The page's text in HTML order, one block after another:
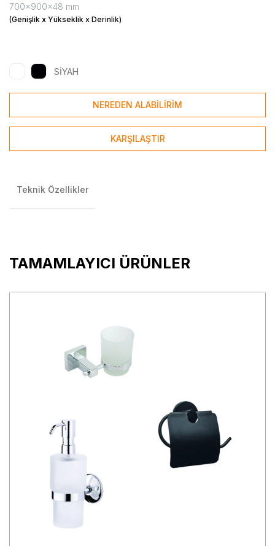
700x900x48 mm
(Genişlik x Yükseklik x Derinlik)
SİYAH
NEREDEN ALABİLİRİM
KARŞILAŞTIR
Teknik Özellikler
TAMAMLAYICI ÜRÜNLER